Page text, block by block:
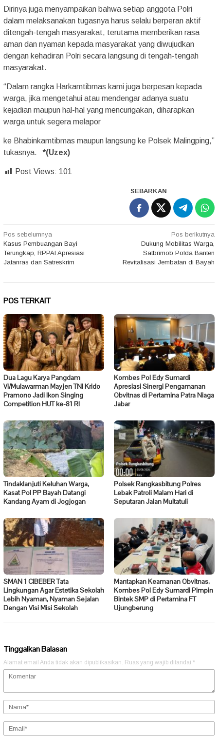
Dirinya juga menyampaikan bahwa setiap anggota Polri
dalam melaksanakan tugasnya harus selalu berperan aktif
ditengah-tengah masyarakat, terutama memberikan rasa
aman dan nyaman kepada masyarakat yang diwujudkan
dengan kehadiran Polri secara langsung di tengah-tengah
masyarakat.
“Dalam rangka Harkamtibmas kami juga berpesan kepada
warga, jika mengetahui atau mendengar adanya suatu
kejadian maupun hal-hal yang mencurigakan, diharapkan
warga untuk segera melapor
ke Bhabinkamtibmas maupun langsung ke Polsek Malingping,”
tukasnya.*(Uzex)
Post Views: 101
SEBARKAN
Navigasi
pos
Pos sebelumnya
Kasus Pembuangan Bayi
Terungkap, RPPAI Apresiasi
Jatanras dan Satreskrim
Pos berikutnya
Dukung Mobilitas Warga,
Satbrimob Polda Banten
Revitalisasi Jembatan di Bayah
POS TERKAIT
Dua Lagu Karya Pangdam
VI/Mulawarman Mayjen TNI Krido
Pramono Jadi Ikon Singing
Competition HUT ke-81 RI
Kombes Pol Edy Sumardi
Apresiasi Sinergi Pengamanan
Obvitnas di Pertamina Patra Niaga
Jabar
Tindaklanjuti Keluhan Warga,
Kasat Pol PP Bayah Datangi
Kandang Ayam di Jogjogan
Polsek Rangkasbitung Polres
Lebak Patroli Malam Hari di
Seputaran Jalan Multatuli
SMAN 1 CIBEBER Tata
Lingkungan Agar Estetika Sekolah
Lebih Nyaman, Nyaman Sejalan
Dengan Visi Misi Sekolah
Mantapkan Keamanan Obvitnas,
Kombes Pol Edy Sumardi Pimpin
Bintek SMP di Pertamina FT
Ujungberung
Tinggalkan Balasan
Alamat email Anda tidak akan dipublikasikan. Ruas yang wajib ditandai *